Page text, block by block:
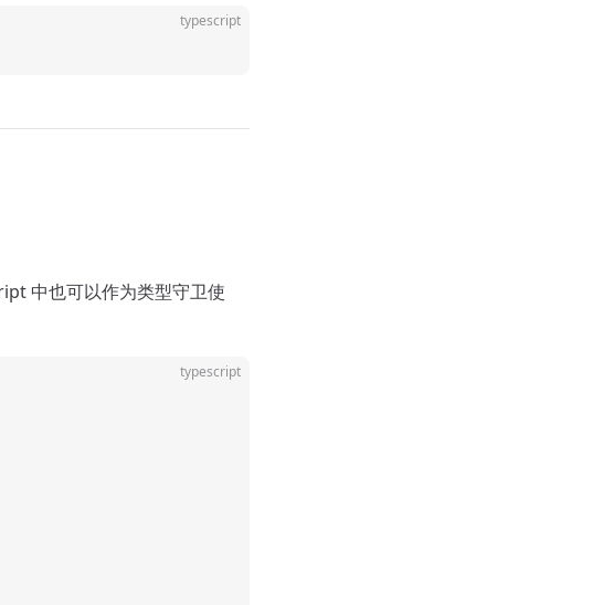
typescript
中也可以作为类型守卫使
typescript